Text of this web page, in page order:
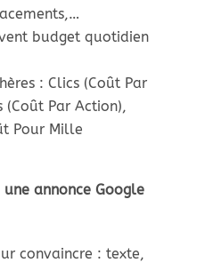
budget quotidien
: Clics (Coût Par
(Coût Par Action),
Pour Mille
annonce Google
convaincre : texte,